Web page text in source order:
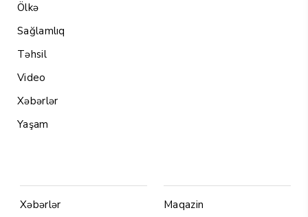
Ölkə
Sağlamlıq
Təhsil
Video
Xəbərlər
Yaşam
Xəbərlər Maqazin